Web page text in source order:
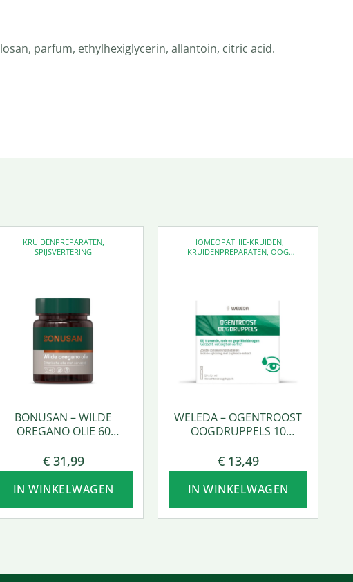
parfum, ethylhexiglycerin, allantoin, citric acid.
KRUIDENPREPARATEN,
SPIJSVERTERING
BONUSAN – WILDE
OREGANO OLIE 60
€31,99
IN WINKELWAGEN
HOMEOPATHIE-KRUIDEN,
KRUIDENPREPARATEN,OOG
WELEDA – OGENTROOST
OOGDRUPPELS 10
€13,49
IN WINKELWAGEN